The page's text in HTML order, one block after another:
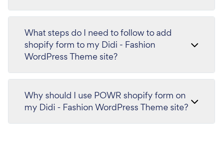
What steps do I need to follow to add
shopify form to my Didi - Fashion
WordPress Theme site?
Why should I use POWR shopify form on
my Didi - Fashion WordPress Theme site?